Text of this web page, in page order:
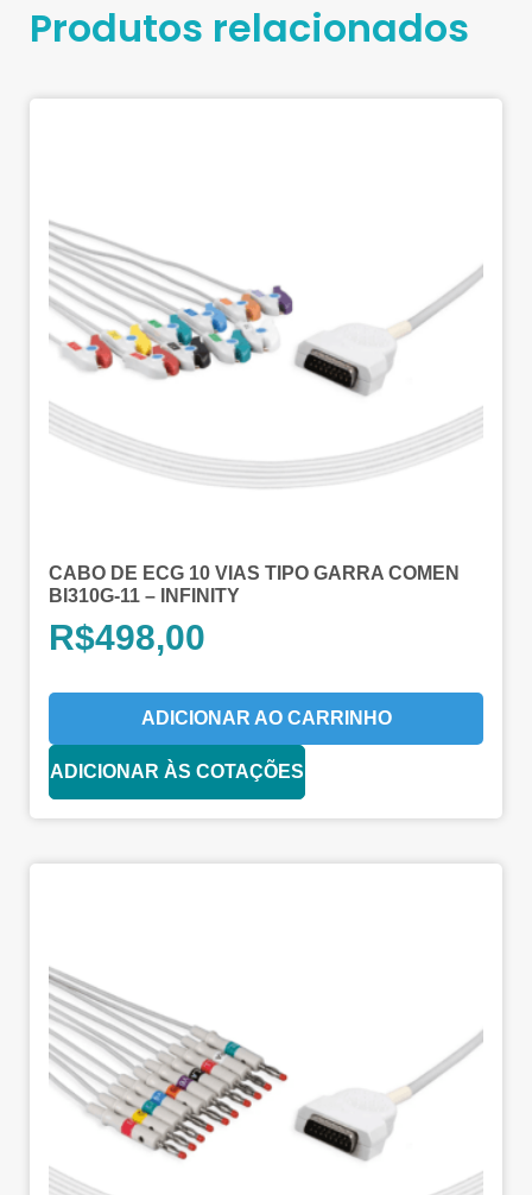
Produtos relacionados
CABO DE ECG 10 VIAS TIPO GARRA COMEN
BI310G-11 – INFINITY
R$498,00
ADICIONAR AO CARRINHO
ADICIONAR ÀS COTAÇÕES